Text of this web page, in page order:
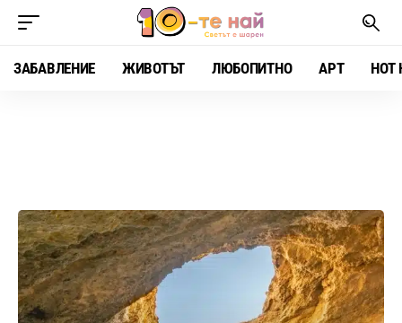
ЗАБАВЛЕНИЕ ЖИВОТЪТ ЛЮБОПИТНО АРТ HOT